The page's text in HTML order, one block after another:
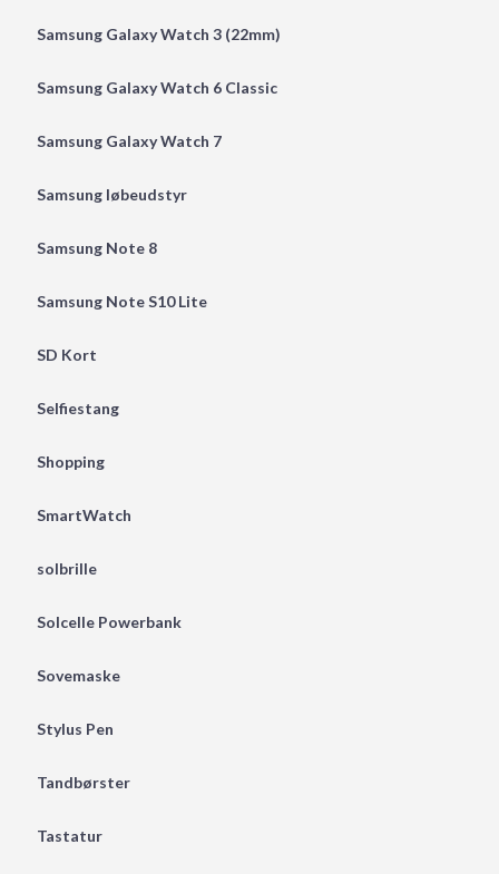
Samsung Galaxy Watch 3 (22mm)
Samsung Galaxy Watch 6 Classic
Samsung Galaxy Watch 7
Samsung løbeudstyr
Samsung Note 8
Samsung Note S10 Lite
SD Kort
Selfiestang
Shopping
SmartWatch
solbrille
Solcelle Powerbank
Sovemaske
Stylus Pen
Tandbørster
Tastatur